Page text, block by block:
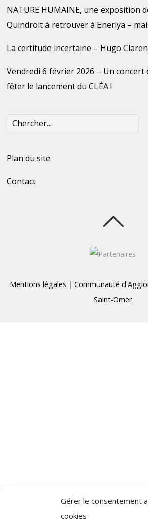
Gérer le consentement
cookies
NATURE HUMAINE, une exposition
Quindroit à retrouver à Enerlya –
La certitude incertaine – Hugo
Vendredi 6 février 2026 – Un
fêter le lancement du CLÉA !
Plan du site
Contact
Mentions légales | Communauté
Saint-Omer